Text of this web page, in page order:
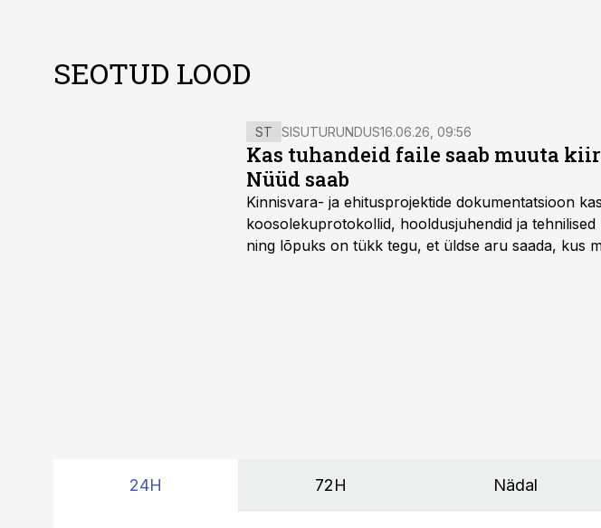
SEOTUD LOOD
ST SISUTURUNDUS16.06.26, 09:56
Kas tuhandeid faile saab muuta
Nüüd saab
Kinnisvara- ja ehitusprojektide dokumentatsioon
koosolekuprotokollid, hooldusjuhendid ja
ning lõpuks on tükk tegu, et üldse aru saada, kus
24H 72H Nädal